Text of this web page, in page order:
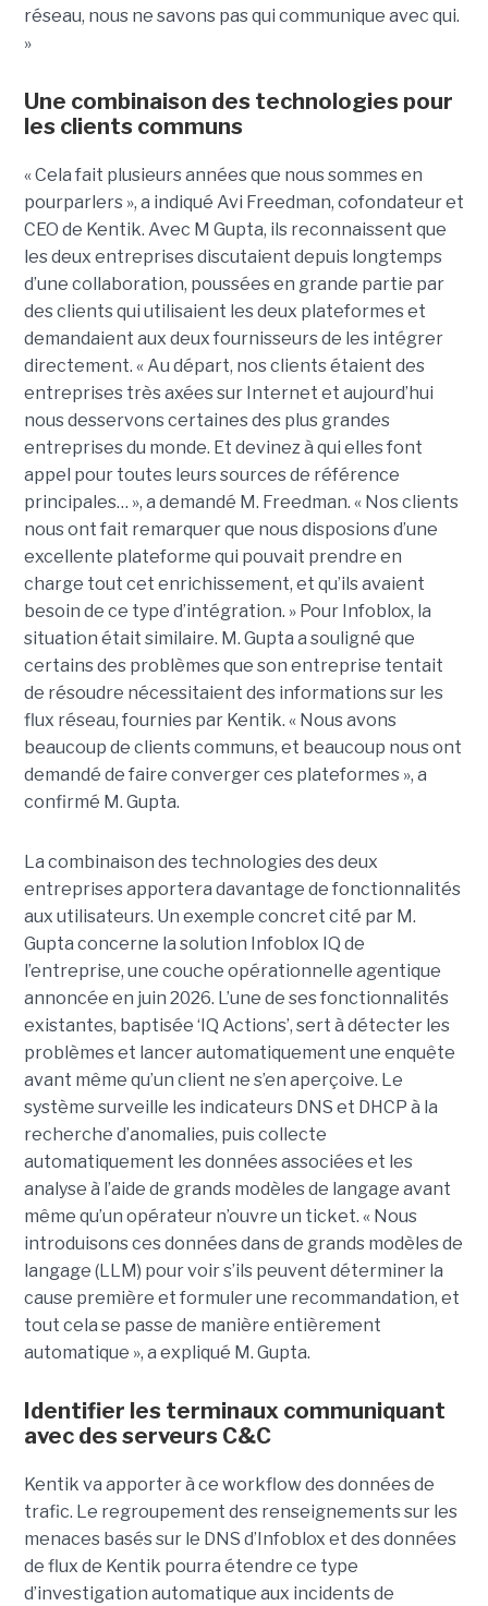
réseau, nous ne savons pas qui communique avec qui.
»
Une combinaison des technologies pour
les clients communs
« Cela fait plusieurs années que nous sommes en
pourparlers », a indiqué Avi Freedman, cofondateur et
CEO de Kentik. Avec M Gupta, ils reconnaissent que
les deux entreprises discutaient depuis longtemps
d’une collaboration, poussées en grande partie par
des clients qui utilisaient les deux plateformes et
demandaient aux deux fournisseurs de les intégrer
directement. « Au départ, nos clients étaient des
entreprises très axées sur Internet et aujourd’hui
nous desservons certaines des plus grandes
entreprises du monde. Et devinez à qui elles font
appel pour toutes leurs sources de référence
principales… », a demandé M. Freedman. « Nos clients
nous ont fait remarquer que nous disposions d’une
excellente plateforme qui pouvait prendre en
charge tout cet enrichissement, et qu’ils avaient
besoin de ce type d’intégration. » Pour Infoblox, la
situation était similaire. M. Gupta a souligné que
certains des problèmes que son entreprise tentait
de résoudre nécessitaient des informations sur les
flux réseau, fournies par Kentik. « Nous avons
beaucoup de clients communs, et beaucoup nous ont
demandé de faire converger ces plateformes », a
confirmé M. Gupta.
La combinaison des technologies des deux
entreprises apportera davantage de fonctionnalités
aux utilisateurs. Un exemple concret cité par M.
Gupta concerne la solution Infoblox IQ de
l’entreprise, une couche opérationnelle agentique
annoncée en juin 2026. L’une de ses fonctionnalités
existantes, baptisée ‘IQ Actions’, sert à détecter les
problèmes et lancer automatiquement une enquête
avant même qu’un client ne s’en aperçoive. Le
système surveille les indicateurs DNS et DHCP à la
recherche d’anomalies, puis collecte
automatiquement les données associées et les
analyse à l’aide de grands modèles de langage avant
même qu’un opérateur n’ouvre un ticket. « Nous
introduisons ces données dans de grands modèles de
langage (LLM) pour voir s’ils peuvent déterminer la
cause première et formuler une recommandation, et
tout cela se passe de manière entièrement
automatique », a expliqué M. Gupta.
Identifier les terminaux communiquant
avec des serveurs C&C
Kentik va apporter à ce workflow des données de
trafic. Le regroupement des renseignements sur les
menaces basés sur le DNS d’Infoblox et des données
de flux de Kentik pourra étendre ce type
d’investigation automatique aux incidents de